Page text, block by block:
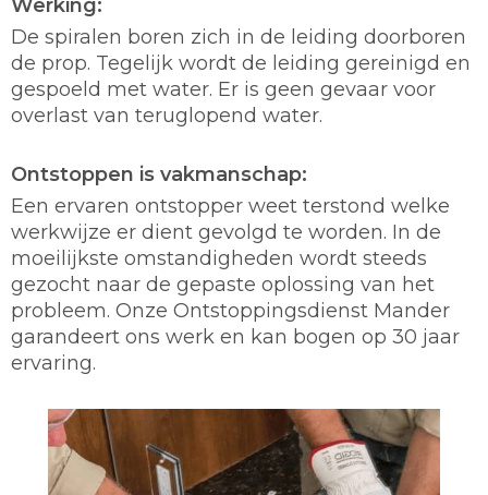
Werking:
De spiralen boren zich in de leiding doorboren
de prop. Tegelijk wordt de leiding gereinigd en
gespoeld met water. Er is geen gevaar voor
overlast van teruglopend water.
Ontstoppen is vakmanschap:
Een ervaren ontstopper weet terstond welke
werkwijze er dient gevolgd te worden. In de
moeilijkste omstandigheden wordt steeds
gezocht naar de gepaste oplossing van het
probleem. Onze Ontstoppingsdienst Mander
garandeert ons werk en kan bogen op 30 jaar
ervaring.